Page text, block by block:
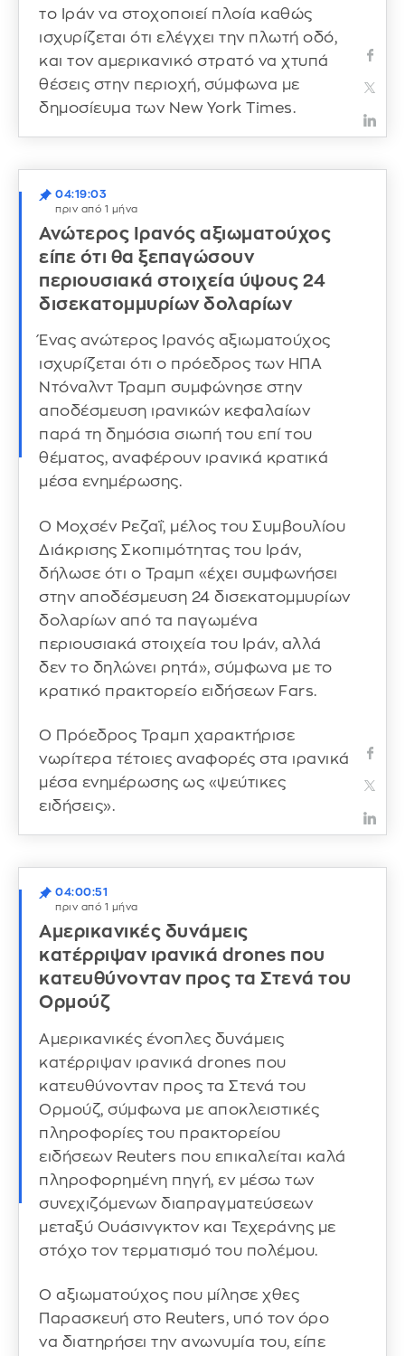
το Ιράν να στοχοποιεί πλοία καθώς
ισχυρίζεται ότι ελέγχει την πλωτή οδό,
και τον αμερικανικό στρατό να χτυπά
θέσεις στην περιοχή, σύμφωνα με
δημοσίευμα των New York Times.
04:19:03
πριν από 1 μήνα
Ανώτερος Ιρανός αξιωματούχος
είπε ότι θα ξεπαγώσουν
περιουσιακά στοιχεία ύψους 24
δισεκατομμυρίων δολαρίων
Ένας ανώτερος Ιρανός αξιωματούχος
ισχυρίζεται ότι ο πρόεδρος των ΗΠΑ
Ντόναλντ Τραμπ συμφώνησε στην
αποδέσμευση ιρανικών κεφαλαίων
παρά τη δημόσια σιωπή του επί του
θέματος, αναφέρουν ιρανικά κρατικά
μέσα ενημέρωσης.
Ο Μοχσέν Ρεζαΐ, μέλος του Συμβουλίου
Διάκρισης Σκοπιμότητας του Ιράν,
δήλωσε ότι ο Τραμπ «έχει συμφωνήσει
στην αποδέσμευση 24 δισεκατομμυρίων
δολαρίων από τα παγωμένα
περιουσιακά στοιχεία του Ιράν, αλλά
δεν το δηλώνει ρητά», σύμφωνα με το
κρατικό πρακτορείο ειδήσεων Fars.
Ο Πρόεδρος Τραμπ χαρακτήρισε
νωρίτερα τέτοιες αναφορές στα ιρανικά
μέσα ενημέρωσης ως «ψεύτικες
ειδήσεις».
04:00:51
πριν από 1 μήνα
Αμερικανικές δυνάμεις
κατέρριψαν ιρανικά drones που
κατευθύνονταν προς τα Στενά του
Ορμούζ
Αμερικανικές ένοπλες δυνάμεις
κατέρριψαν ιρανικά drones που
κατευθύνονταν προς τα Στενά του
Ορμούζ, σύμφωνα με αποκλειστικές
πληροφορίες του πρακτορείου
ειδήσεων Reuters που επικαλείται καλά
πληροφορημένη πηγή, εν μέσω των
συνεχιζόμενων διαπραγματεύσεων
μεταξύ Ουάσινγκτον και Τεχεράνης με
στόχο τον τερματισμό του πολέμου.
Ο αξιωματούχος που μίλησε χθες
Παρασκευή στο Reuters, υπό τον όρο
να διατηρήσει την ανωνυμία του, είπε